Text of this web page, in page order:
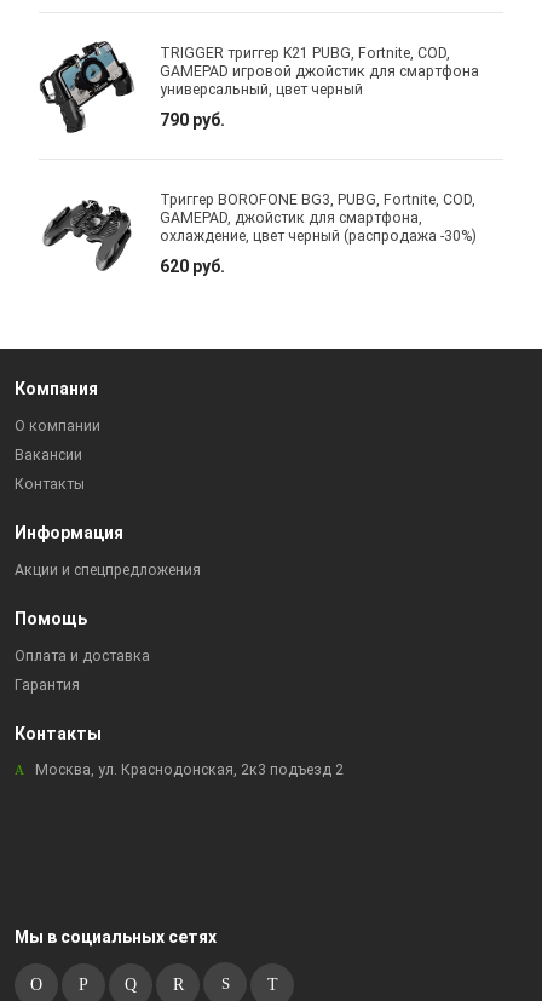
TRIGGER триггер K21 PUBG, Fortnite, COD,
GAMEPAD игровой джойстик для смартфона
универсальный, цвет черный
790 руб.
Триггер BOROFONE BG3, PUBG, Fortnite, COD,
GAMEPAD, джойстик для смартфона,
охлаждение, цвет черный (распродажа -30%)
620 руб.
Компания
О компании
Вакансии
Контакты
Информация
Акции и спецпредложения
Помощь
Оплата и доставка
Гарантия
Контакты
Москва, ул. Краснодонская, 2к3 подъезд 2
Мы в социальных сетях